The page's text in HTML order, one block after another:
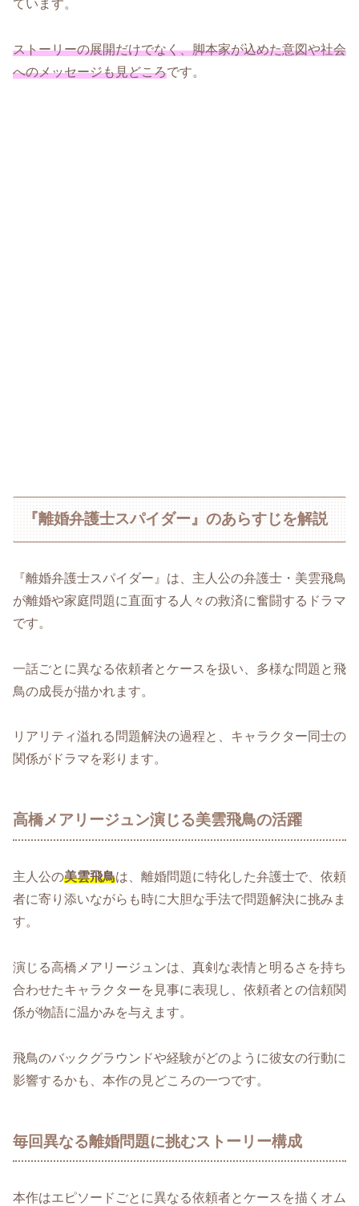
ています。
ストーリーの展開だけでなく、脚本家が込めた意図や社会
へのメッセージも見どころです。
『離婚弁護士スパイダー』のあらすじを解説
『離婚弁護士スパイダー』は、主人公の弁護士・美雲飛鳥
が離婚や家庭問題に直面する人々の救済に奮闘するドラマ
です。
一話ごとに異なる依頼者とケースを扱い、多様な問題と飛
鳥の成長が描かれます。
リアリティ溢れる問題解決の過程と、キャラクター同士の
関係がドラマを彩ります。
高橋メアリージュン演じる美雲飛鳥の活躍
主人公の美雲飛鳥は、離婚問題に特化した弁護士で、依頼
者に寄り添いながらも時に大胆な手法で問題解決に挑みま
す。
演じる高橋メアリージュンは、真剣な表情と明るさを持ち
合わせたキャラクターを見事に表現し、依頼者との信頼関
係が物語に温かみを与えます。
飛鳥のバックグラウンドや経験がどのように彼女の行動に
影響するかも、本作の見どころの一つです。
毎回異なる離婚問題に挑むストーリー構成
本作はエピソードごとに異なる依頼者とケースを描くオム